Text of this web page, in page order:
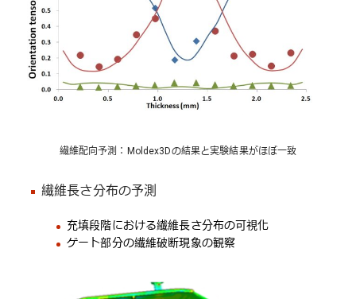
繊維配向予測：Moldex3Dの結果と実験結果がほぼ一致
繊維長さ分布の予測
充填段階における繊維長さ分布の可視化
ゲート部分の繊維破断現象の観察